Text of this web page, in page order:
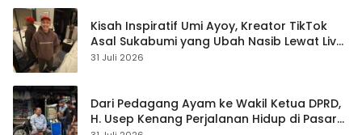
Kisah Inspiratif Umi Ayoy, Kreator TikTok
Asal Sukabumi yang Ubah Nasib Lewat Live
Streaming
31 Juli 2026
Dari Pedagang Ayam ke Wakil Ketua DPRD,
H. Usep Kenang Perjalanan Hidup di Pasar